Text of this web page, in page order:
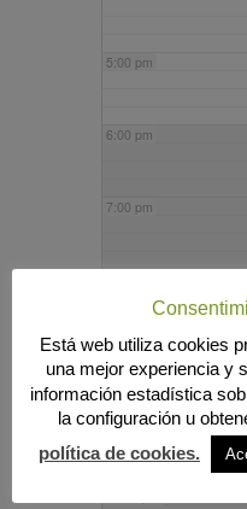
5:00 pm
6:00 pm
7:00 pm
9:00 pm
10:00 pm
Está web utiliza cookies
una mejor experiencia y
información estadística
la configuración u
política de cookies.